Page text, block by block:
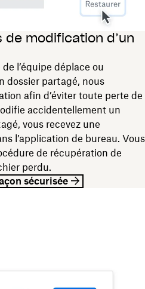
modification d’un
l’équipe déplace ou
dossier partagé, nous
afin d’éviter toute perte de
accidentellement un
vous recevez une
l’application de bureau. Vous
de récupération de
perdu.
sécurisée